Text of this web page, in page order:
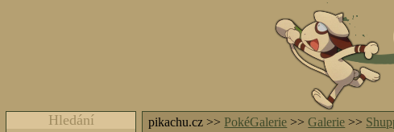
pikachu.cz >>PokéGalerie >>Galerie >>
Hledání